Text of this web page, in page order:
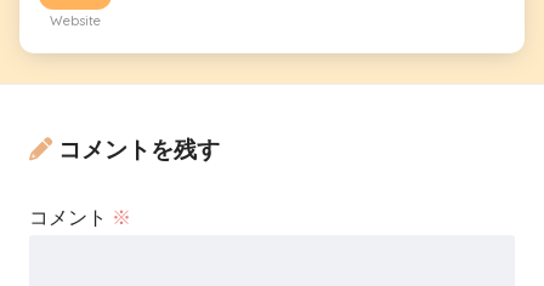
Website
コメントを残す
コメント ※